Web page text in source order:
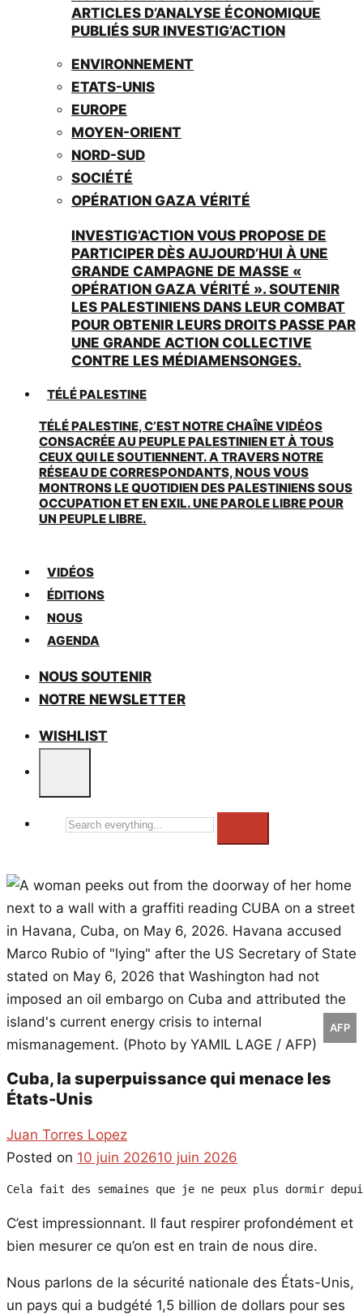
ARTICLES D’ANALYSE ÉCONOMIQUE
PUBLIÉS SUR INVESTIG’ACTION
ENVIRONNEMENT
ETATS-UNIS
EUROPE
MOYEN-ORIENT
NORD-SUD
SOCIÉTÉ
OPÉRATION GAZA VÉRITÉ
INVESTIG’ACTION VOUS PROPOSE DE
PARTICIPER DÈS AUJOURD’HUI À UNE
GRANDE CAMPAGNE DE MASSE «
OPÉRATION GAZA VÉRITÉ ». SOUTENIR
LES PALESTINIENS DANS LEUR COMBAT
POUR OBTENIR LEURS DROITS PASSE PAR
UNE GRANDE ACTION COLLECTIVE
CONTRE LES MÉDIAMENSONGES.
TÉLÉ PALESTINE
TÉLÉ PALESTINE, C’EST NOTRE CHAÎNE VIDÉOS
CONSACRÉE AU PEUPLE PALESTINIEN ET À TOUS
CEUX QUI LE SOUTIENNENT. A TRAVERS NOTRE
RÉSEAU DE CORRESPONDANTS, NOUS VOUS
MONTRONS LE QUOTIDIEN DES PALESTINIENS SOUS
OCCUPATION ET EN EXIL. UNE PAROLE LIBRE POUR
UN PEUPLE LIBRE.
VIDÉOS
ÉDITIONS
NOUS
AGENDA
NOUS SOUTENIR
NOTRE NEWSLETTER
WISHLIST
Search
AFP
Cuba, la superpuissance qui menace les
États-Unis
Juan Torres Lopez
Posted on 10 juin 202610 juin 2026
Cela fait des semaines que je ne peux plus dormir
C’est impressionnant. Il faut respirer profondément et
bien mesurer ce qu’on est en train de nous dire.
Nous parlons de la sécurité nationale des États-Unis,
un pays qui a budgété 1,5 billion de dollars pour ses